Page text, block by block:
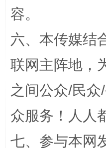
容。
六、本传媒结
联网主阵地，
之间公众/民
众服务！人人
七、参与本网